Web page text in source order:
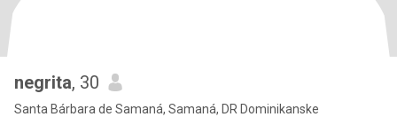
negrita, 30
Santa Bárbara de Samaná, Samaná, DR Dominikanske